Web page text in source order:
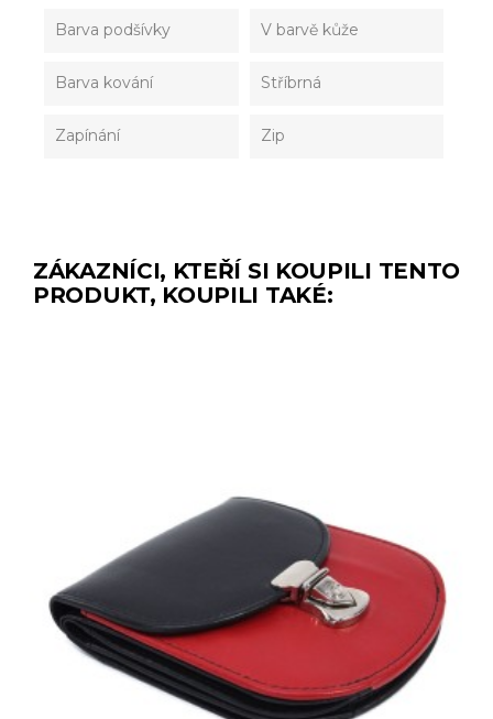
Barva podšívky V barvě kůže
Barva kování Stříbrná
Zapínání Zip
ZÁKAZNÍCI, KTEŘÍ SI KOUPILI TENTO
PRODUKT, KOUPILI TAKÉ: